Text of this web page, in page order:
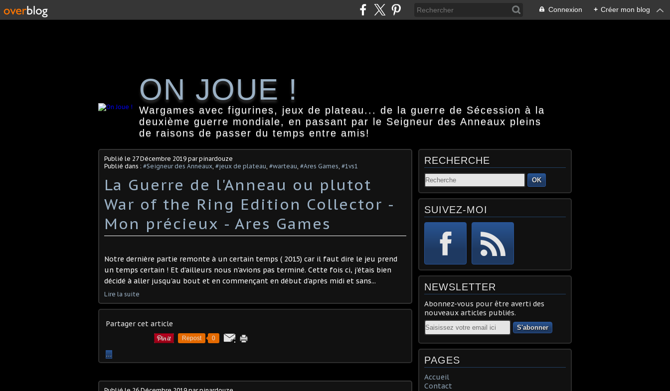
Connexion + Créer mon blog
ON JOUE !
Wargames avec figurines, jeux de plateau... de la guerre de Sécession à la
deuxième guerre mondiale, en passant par le Seigneur des Anneaux pleins
de raisons de passer du temps entre amis!
Publié le 27 Décembre 2019 par pinardouze
Publié dans : #Seigneur des Anneaux, #jeux de plateau, #warteau, #Ares Games, #1vs1
La Guerre de l'Anneau ou plutot
War of the Ring Edition Collector -
Mon précieux - Ares Games
Notre dernière partie remonte à un certain temps ( 2015) car il faut dire le jeu prend
un temps certain ! Et d'ailleurs nous n'avions pas terminé. Cette fois ci, j'étais bien
décidé à aller jusqu'au bout et en commençant en début d'après midi et sans...
Lire la suite
Partager cet article
Repost 0
…
RECHERCHE
OK
SUIVEZ-MOI
NEWSLETTER
Abonnez-vous pour être averti des
nouveaux articles publiés.
Email
PAGES
Accueil
Contact